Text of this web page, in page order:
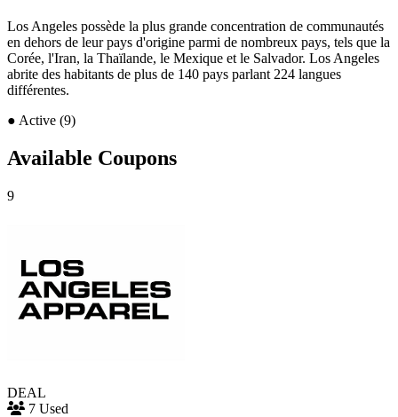
Los Angeles possède la plus grande concentration de communautés
en dehors de leur pays d'origine parmi de nombreux pays, tels que la
Corée, l'Iran, la Thaïlande, le Mexique et le Salvador. Los Angeles
abrite des habitants de plus de 140 pays parlant 224 langues
différentes.
● Active (9)
Available Coupons
9
DEAL
7 Used